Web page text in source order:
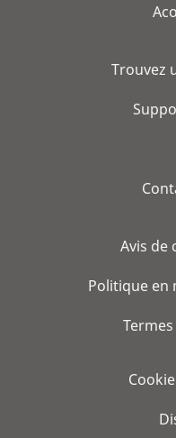
Trouvez
Avis de
Politique en